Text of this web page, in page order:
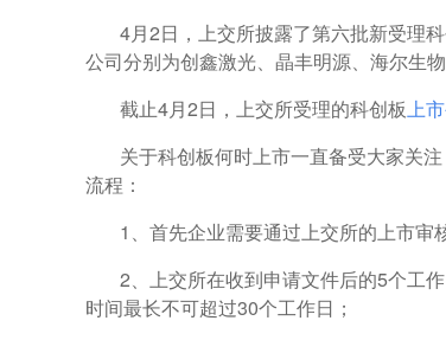
4月2日，上交所披露了第六批新受理
公司分别为创鑫激光、晶丰明源、海尔生
截止4月2日，上交所受理的科创板上
关于科创板何时上市一直备受大家关
流程：
1、首先企业需要通过上交所的上市审
2、上交所在收到申请文件后的5个工
时间最长不可超过30个工作日；